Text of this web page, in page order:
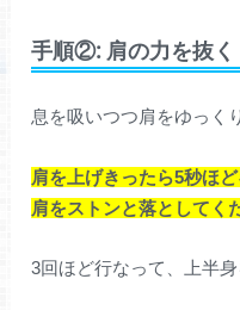
手順②: 肩の力を抜く
息を吸いつつ肩をゆっく
肩を上げきったら5秒ほ
肩をストンと落としてく
3回ほど行なって、上半